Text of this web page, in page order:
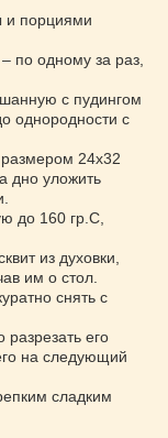
и порциями
по одному за раз,
с пудингом
однородности с
размером 24х32
дно уложить
до 160 гр.С,
из духовки,
им о стол.
снять с
разрезать его
на следующий
сладким